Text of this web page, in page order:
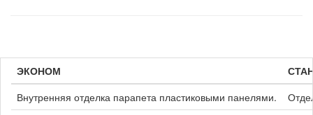
ЭКОНОМ
Внутренняя отделка парапета пластиковыми панелями.